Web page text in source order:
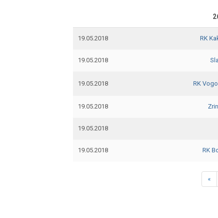
19.05.2018 RK
19.05.2018
19.05.2018 RK
19.05.2018
19.05.2018
19.05.2018 RK
«